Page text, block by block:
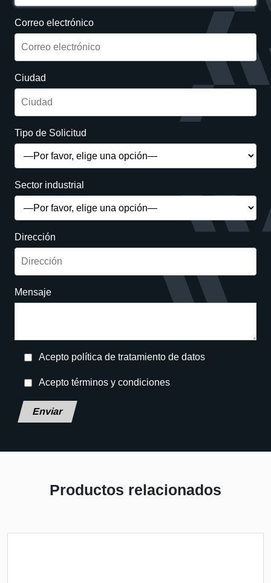
Correo electrónico
Ciudad
Tipo de Solicitud
Sector industrial
Dirección
Mensaje
Acepto política de tratamiento de datos
Acepto términos y condiciones
Deja este campo en blanco, por favor.
Productos relacionados